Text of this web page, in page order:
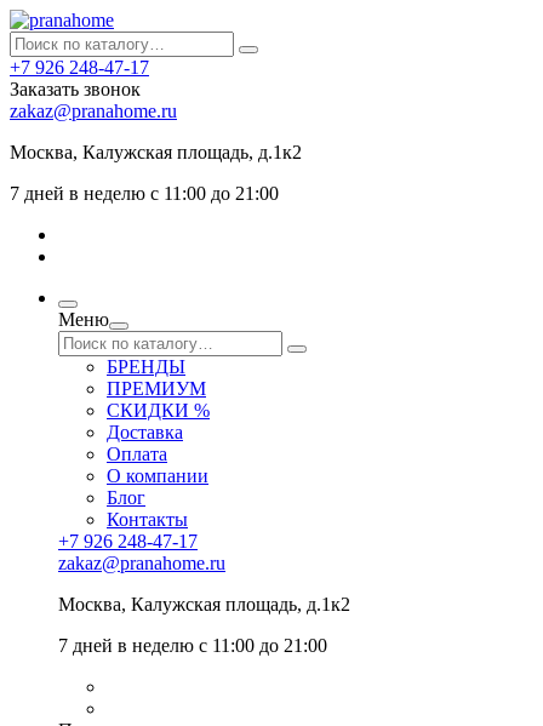
+7 926 248-47-17
Заказать звонок
zakaz@pranahome.ru
Москва, Калужская площадь, д.1к2
7 дней в неделю с 11:00 до 21:00
Меню
БРЕНДЫ
ПРЕМИУМ
СКИДКИ %
Доставка
Оплата
О компании
Блог
Контакты
+7 926 248-47-17
zakaz@pranahome.ru
Москва, Калужская площадь, д.1к2
7 дней в неделю с 11:00 до 21:00